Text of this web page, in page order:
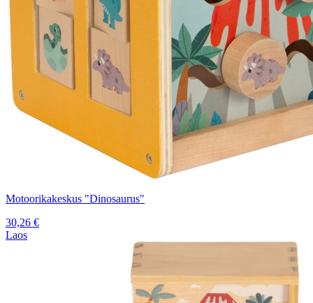
Motoorikakeskus "Dinosaurus"
30,26 €
Laos